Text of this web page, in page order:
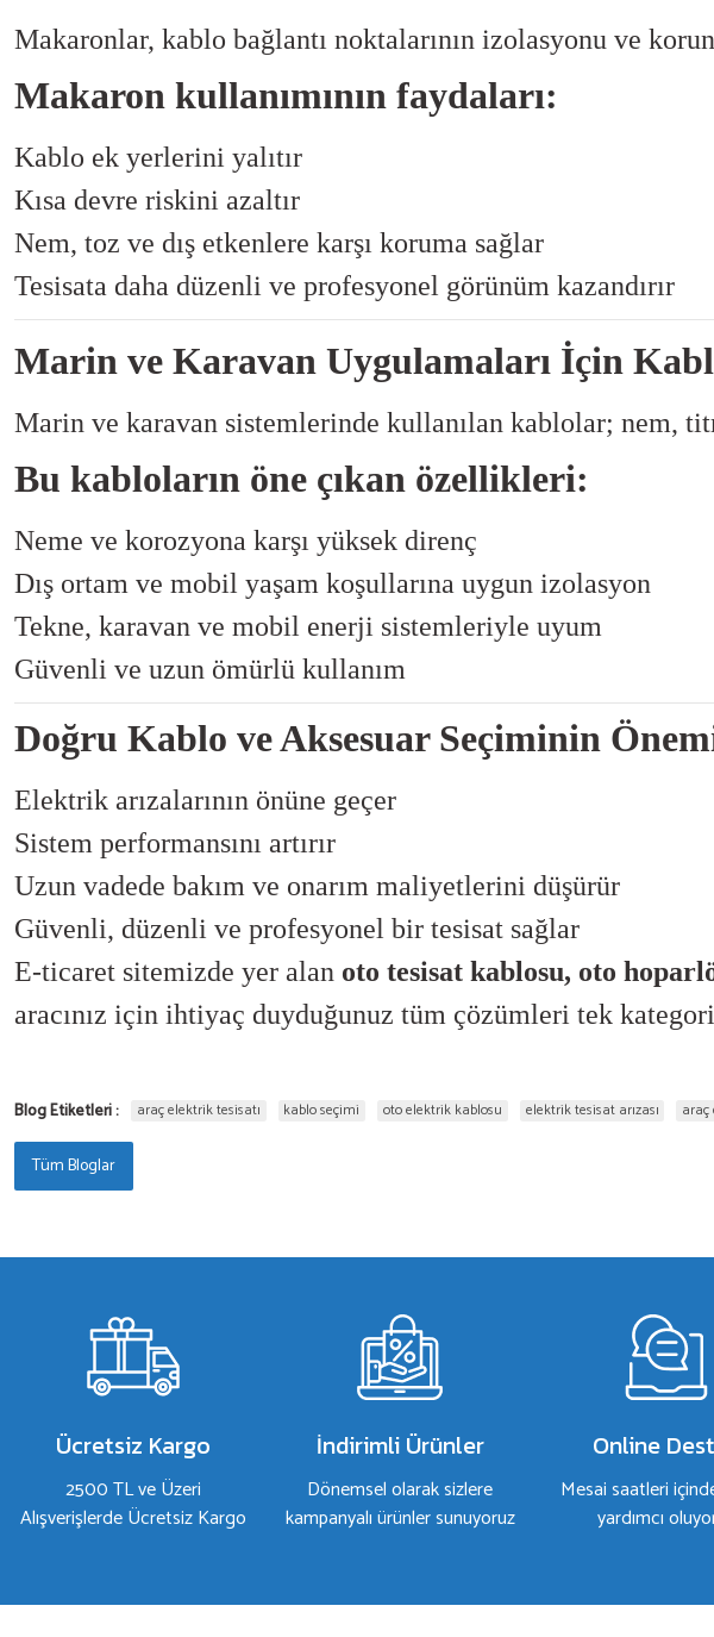
Makaronlar, kablo bağlantı noktalarının izolasyonu ve
Makaron kullanımının faydaları:
Kablo ek yerlerini yalıtır
Kısa devre riskini azaltır
Nem, toz ve dış etkenlere karşı koruma sağlar
Tesisata daha düzenli ve profesyonel görünüm kazandırır
Marin ve Karavan Uygulamaları İçin
Marin ve karavan sistemlerinde kullanılan kablolar; nem,
Bu kabloların öne çıkan özellikleri:
Neme ve korozyona karşı yüksek direnç
Dış ortam ve mobil yaşam koşullarına uygun izolasyon
Tekne, karavan ve mobil enerji sistemleriyle uyum
Güvenli ve uzun ömürlü kullanım
Doğru Kablo ve Aksesuar Seçiminin
Elektrik arızalarının önüne geçer
Sistem performansını artırır
Uzun vadede bakım ve onarım maliyetlerini düşürür
Güvenli, düzenli ve profesyonel bir tesisat sağlar
E-ticaret sitemizde yer alan oto tesisat kablosu, oto
aracınız için ihtiyaç duyduğunuz tüm çözümleri tek
Blog Etiketleri : araç elektrik tesisatı kablo seçimi oto elektrik kablosu elektrik tesisat arızası araç
Tüm Bloglar
Ücretsiz Kargo
2500 TL ve Üzeri
Alışverişlerde Ücretsiz Kargo
İndirimli Ürünler
Dönemsel olarak sizlere
kampanyalı ürünler sunuyoruz
Online
Mesai saatleri
yardımcı